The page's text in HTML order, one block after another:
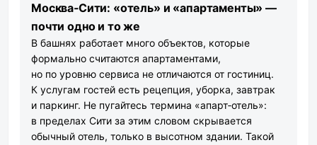
Москва‑Сити: «отель» и «апартаменты» —
почти одно и то же
В башнях работает много объектов, которые
формально считаются апартаментами,
но по уровню сервиса не отличаются от гостиниц.
К услугам гостей есть рецепция, уборка, завтрак
и паркинг. Не пугайтесь термина «апарт‑отель»:
в пределах Сити за этим словом скрывается
обычный отель, только в высотном здании. Такой